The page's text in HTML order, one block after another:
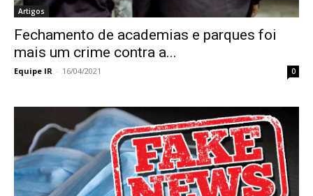
Artigos
Fechamento de academias e parques foi
mais um crime contra a...
Equipe IR - 16/04/2021 0